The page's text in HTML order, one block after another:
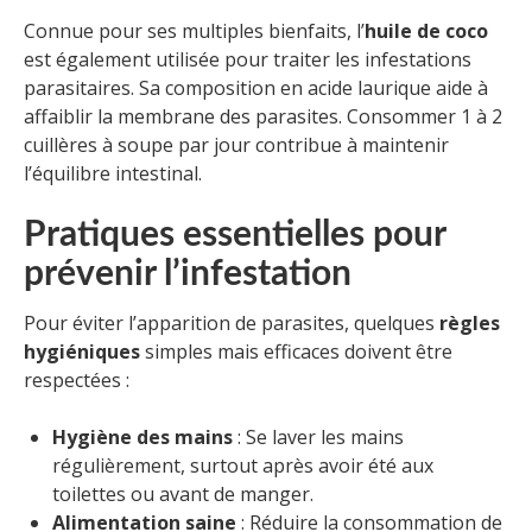
Connue pour ses multiples bienfaits, l’huile de coco
est également utilisée pour traiter les infestations
parasitaires. Sa composition en acide laurique aide à
affaiblir la membrane des parasites. Consommer 1 à 2
cuillères à soupe par jour contribue à maintenir
l’équilibre intestinal.
Pratiques essentielles pour
prévenir l’infestation
Pour éviter l’apparition de parasites, quelques règles
hygiéniquessimples mais efficaces doivent être
respectées :
Hygiène des mains: Se laver les mains
régulièrement, surtout après avoir été aux
toilettes ou avant de manger.
Alimentation saine : Réduire la consommation de